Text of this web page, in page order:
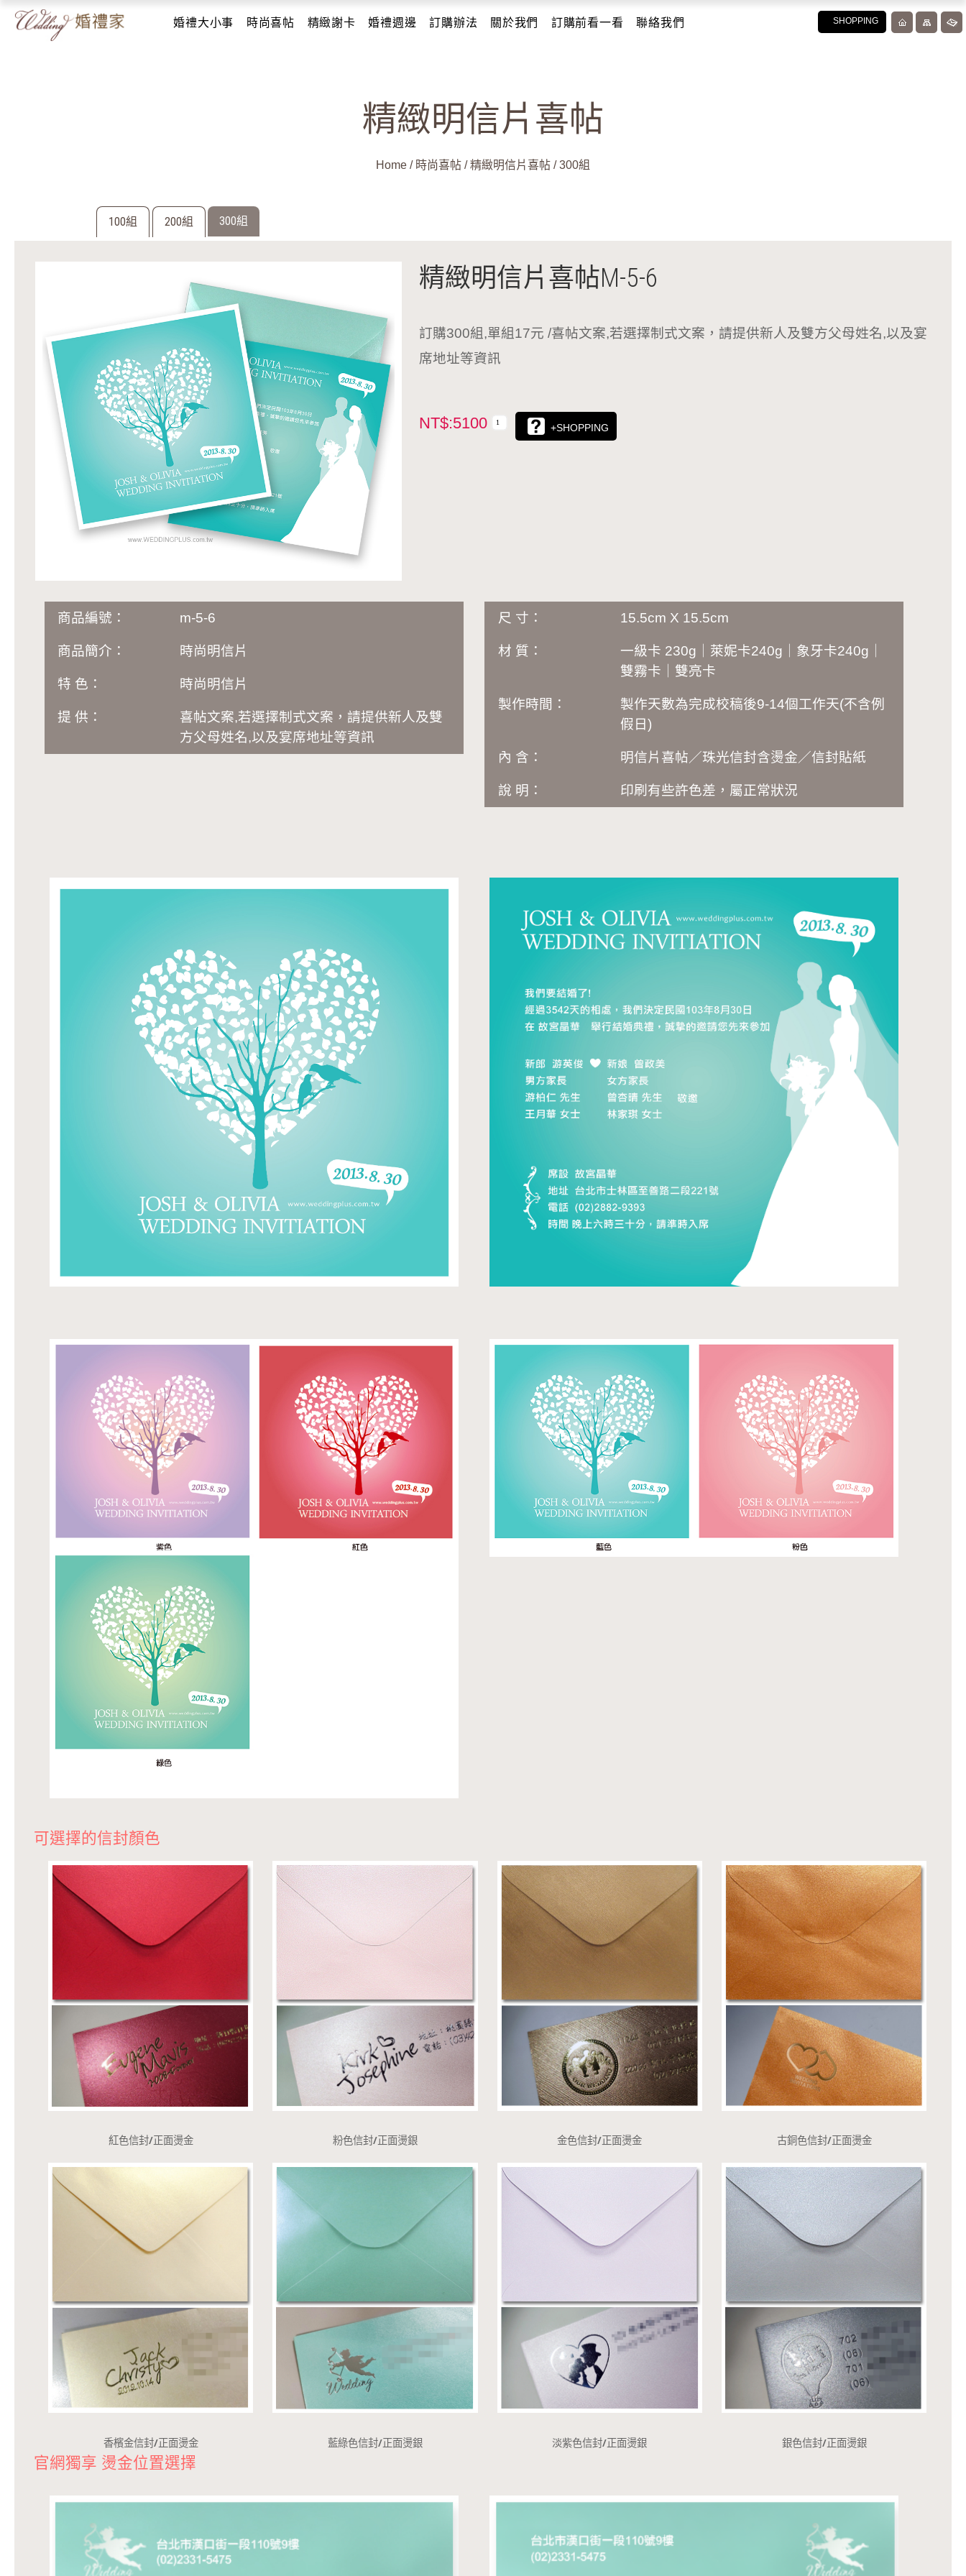
SHOPPING
婚禮大小事 時尚喜帖 精緻謝卡 婚禮週邊 訂購辦法 關於我們 訂購前看一看 聯絡我們
精緻明信片喜帖
Home / 時尚喜帖 /精緻明信片喜帖 /300組
100組 200組 300組
精緻明信片喜帖M-5-6
訂購300組,單組17元 /喜帖文案,若選擇制式文案，請提供新人及雙方父母姓名,以及宴
席地址等資訊
NT$:5100 +SHOPPING
商品編號： m-5-6
商品簡介： 時尚明信片
特 色： 時尚明信片
提 供：
喜帖文案,若選擇制式文案，請提供新人及雙
方父母姓名,以及宴席地址等資訊
尺 寸： 15.5cm X 15.5cm
材 質：
一級卡 230g｜萊妮卡240g｜象牙卡240g｜
雙霧卡｜雙亮卡
製作時間： 製作天數為完成校稿後9-14個工作天(不含例
假日)
內 含： 明信片喜帖／珠光信封含燙金／信封貼紙
說 明： 印刷有些許色差，屬正常狀況
可選擇的信封顏色
紅色信封/正面燙金 粉色信封/正面燙銀 金色信封/正面燙金 古銅色信封/正面燙金
香檳金信封/正面燙金 藍綠色信封/正面燙銀 淡紫色信封/正面燙銀 銀色信封/正面燙銀
官網獨享 燙金位置選擇